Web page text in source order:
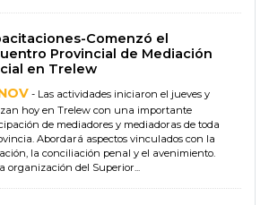
Comenzó el
Provincial de Mediación
en Trelew
- Las actividades iniciaron el jueves y
hoy en Trelew con una importante
de mediadores y mediadoras de toda
Abordará aspectos vinculados con la
la conciliación penal y el avenimiento.
organización del Superior...